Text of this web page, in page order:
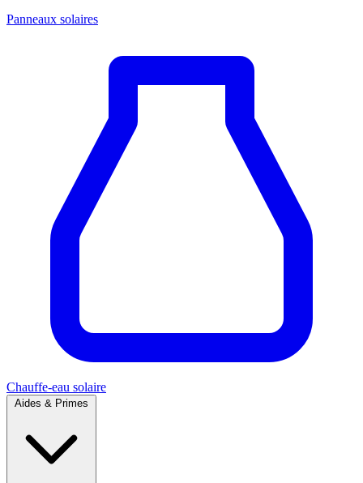
Panneaux solaires
Chauffe-eau solaire